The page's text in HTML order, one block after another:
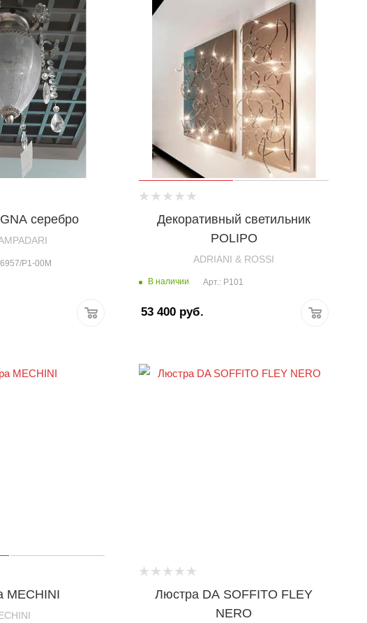
серебро
P1-00M
Декоративный светильник
POLIPO
ADRIANI & ROSSI
В наличии Арт.: P101
53 400 руб.
MECHINI
Люстра DA SOFFITO FLEY
NERO